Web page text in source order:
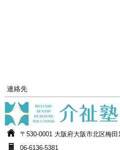
連絡先
〒530-0001 大阪府大阪市北区梅田
06-6136-5381